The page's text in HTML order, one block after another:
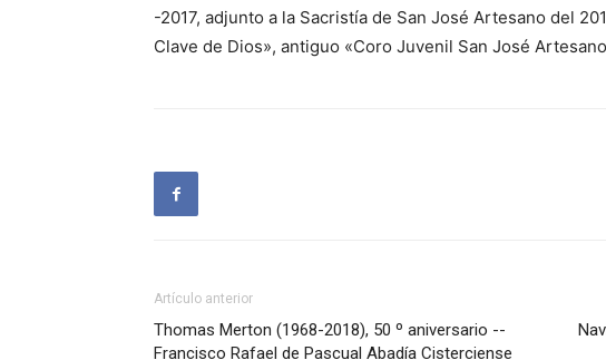
-2017, adjunto a la Sacristía de San José Artesano del
Clave de Dios», antiguo «Coro Juvenil San José
Artículo anterior
Thomas Merton (1968-2018), 50 º aniversario --
Francisco Rafael de Pascual Abadía Cisterciense